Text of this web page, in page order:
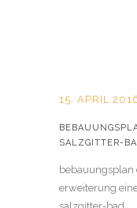
15. APRIL
SALZGITTER-
erweiterung